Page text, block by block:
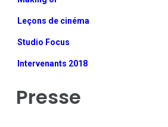
Leçons de cinéma
Studio Focus
Intervenants 2018
Presse